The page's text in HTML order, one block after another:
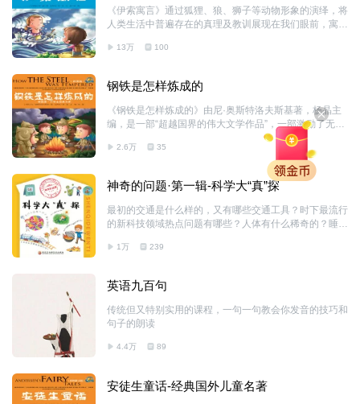
刷题，睡前听一听记一记，轻松掌握作文基础，让你下笔
写作文时，再也不用发愁凑句子，快快来听起来吧！
《伊索寓言》通过狐狸、狼、狮子等动物形象的演绎，将
人类生活中普遍存在的真理及教训展现在我们眼前，寓意
成长过程中慢慢领悟其蕴涵的哲理。
13万 100
钢铁是怎样炼成的
《钢铁是怎样炼成的》由尼·奥斯特洛夫斯基著，杨晶主
编，是一部“超越国界的伟大文学作品”，一部激励了无数
人的经典佳作，问世以来几十年长盛不衰。小说成功塑造
了青年布尔什维克保尔·柯察金的英雄形象，通过主人公
的生活道路，揭示了苏维埃国家的新一代，在激烈的革命
风暴中，锻炼成为具有钢铁般的坚强意志和崇高品德的无
产阶级英雄人物的过程。1942年被译介到中国，是在中
国最具影响力的外国文学作品之一；教育部最新颁布的
《普通高中语文课程标准》将其指定为学生必读书。
2.6万 35
神奇的问题·第一辑-科学大“真”探
最初的交通是什么样的，又有哪些交通工具？时下最流行
的新科技领域热点问题有哪些？人体有什么稀奇的？睡觉
里汽车行进为什么格外费力？为什么天寒地冻的时候千万
通、人体、科技、生活等诸多方面的问题。通过阅读本
书，孩子们能够很容易理解科技领域的一些热点问题、日
常生活中遇到的各种小问题等等，满足孩子们爆棚的好奇
心。
1万 239
英语九百句
传统但又特别实用的课程，一句一句教会你发音的技巧和
句子的朗读
4.4万 89
安徒生童话-经典国外儿童名著